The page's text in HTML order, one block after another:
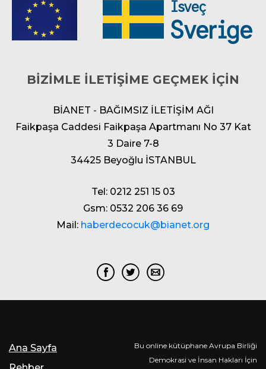
BİZİMLE İLETİŞİME GEÇMEK İÇİN
BİANET - BAĞIMSIZ İLETİŞİM AĞI
Faikpaşa Caddesi Faikpaşa Apartmanı No 37 Kat
3 Daire 7-8
34425 Beyoğlu İSTANBUL
Tel: 0212 251 15 03
Gsm: 0532 206 36 69
Mail: haberdecocuk@bianet.org
Ana Sayfa
Bu online kütüphane Avrupa Birliği
Demokrasi ve İnsan Hakları İçin